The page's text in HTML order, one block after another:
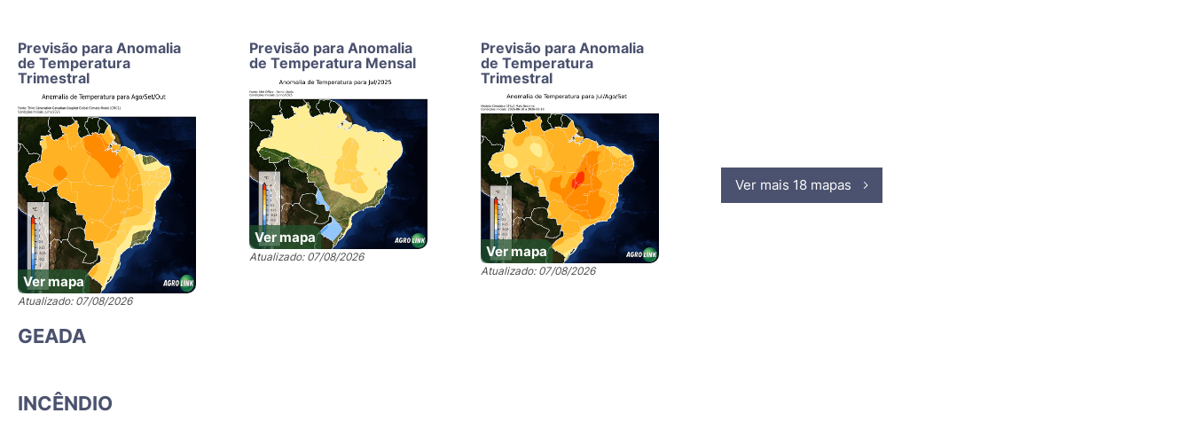
Previsão para Anomalia
de Temperatura
Trimestral
Ver mapa
Atualizado: 07/08/2026
Previsão para Anomalia
de Temperatura Mensal
Ver mapa
Atualizado: 07/08/2026
Previsão para Anomalia
de Temperatura
Trimestral
Ver mapa
Atualizado: 07/08/2026
Ver mais 18 mapas
GEADA
INCÊNDIO